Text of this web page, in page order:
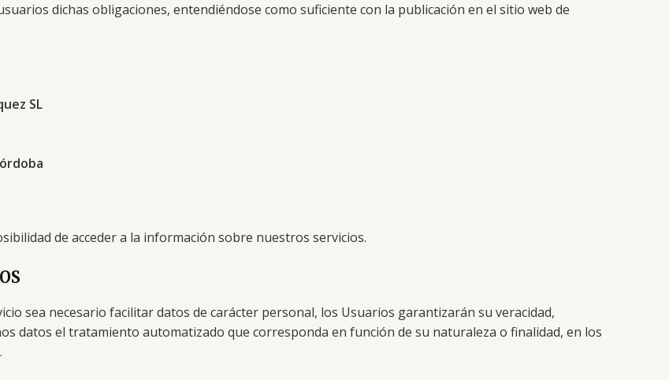
dichas obligaciones, entendiéndose como suficiente con la publicación en el sitio web de
SL
de acceder a la información sobre nuestros servicios.
sea necesario facilitar datos de carácter personal, los Usuarios garantizarán su veracidad,
datos el tratamiento automatizado que corresponda en función de su naturaleza o finalidad, en los